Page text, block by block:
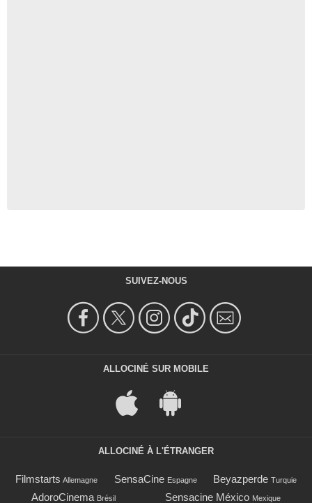
SUIVEZ-NOUS
ALLOCINÉ SUR MOBILE
ALLOCINÉ À L'ÉTRANGER
Filmstarts Allemagne SensaCine Espagne Beyazperde Turquie
AdoroCinema Brésil Sensacine México Mexique